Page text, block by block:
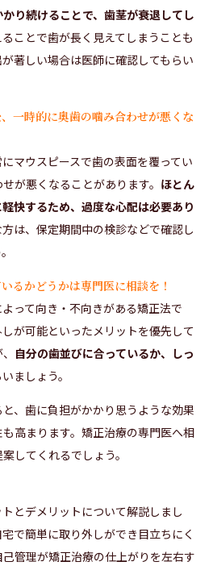
り続けることで、歯茎が衰退してし
ことで歯が長く見えてしまうことも
著しい場合は医師に確認してもらい
一時的に奥歯の噛み合わせが悪くな
マウスピースで歯の表面を覆ってい
が悪くなることがあります。 ほとん
快するため、過度な心配は必要あり
は、保定期間中の検診などで確認し
るかどうかは専門医に相談を！
って向き・不向きがある矯正法で
が可能といったメリットを優先して
自分の歯並びに合っているか、しっ
ましょう。
、歯に負担がかかり思うような効果
高まります。矯正治療の専門医へ相
してくれるでしょう。
とデメリットについて解説しまし
で簡単に取り外しができ目立ちにく
管理が矯正治療の仕上がりを左右す